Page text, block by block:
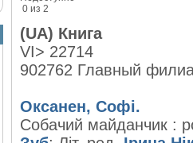
0 из 2
(UA) Книга
VI> 22714
902762 Главный
Оксанен, Софі.
Собачий майданчик :